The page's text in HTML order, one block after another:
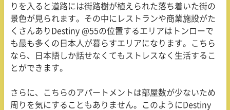
りを入ると道路には街路樹が植えられた落ち着いた街の
景色が見られます。その中にレストランや商業施設がた
くさんありDestiny @55の位置するエリアはトンローで
も最も多くの日本人が暮らすエリアになります。こちら
なら、日本語しか話せなくてもストレスなく生活するこ
とができます。
さらに、こちらのアパートメントは部屋数が少ないため
周りを気にすることもありません。このようにDestiny